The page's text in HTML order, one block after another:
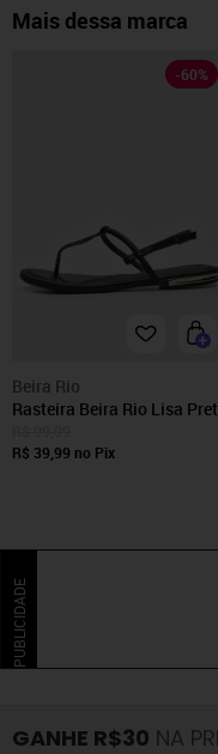
Mais dessa marca
-60%
Beira Rio
Rasteira Beira Rio Lisa
R$ 39,99 no Pix
PUBLICIDADE
GANHE R$30 NA